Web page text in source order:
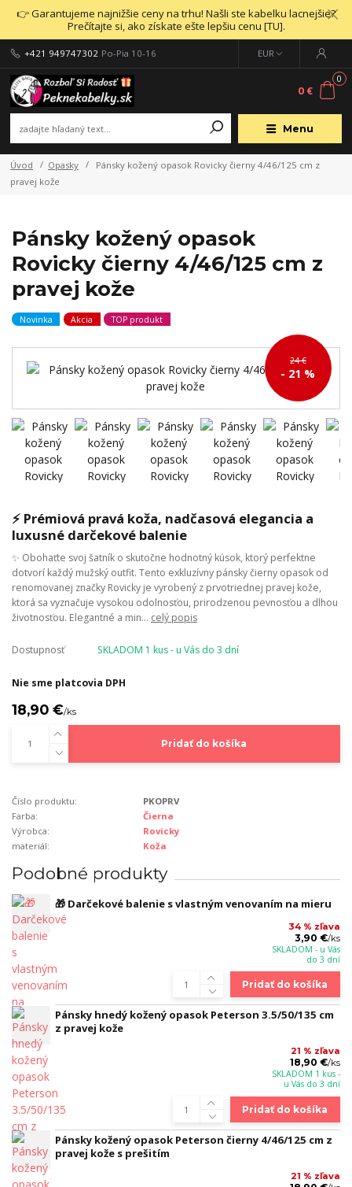
👉 Garantujeme najnižšie ceny na trhu! Našli ste kabelku lacnejšie?
Prečítajte si, ako získate ešte lepšiu cenu [TU].
Menu
EUR
+421 949747302 Po-Pia 10-16
0
0 €
Úvod Opasky
Pánsky kožený opasok Rovicky čierny 4/46/125 cm z
pravej kože
Pánsky kožený opasok
Rovicky čierny 4/46/125 cm z
pravej kože
Novinka Akcia TOP produkt
24 €
- 21 %
⚡ Prémiová pravá koža, nadčasová elegancia a
luxusné darčekové balenie
✨ Obohaťte svoj šatník o skutočne hodnotný kúsok, ktorý perfektne
dotvorí každý mužský outfit. Tento exkluzívny pánsky čierny opasok od
renomovanej značky Rovicky je vyrobený z prvotriednej pravej kože,
ktorá sa vyznačuje vysokou odolnosťou, prirodzenou pevnosťou a dlhou
životnosťou. Elegantné a min... celý popis
Dostupnosť SKLADOM 1 kus - u Vás do 3 dní
Nie sme platcovia DPH
18,90 €/ks
Pridať do košíka
Číslo produktu:
PKOPRV
Farba:
Čierna
Výrobca:
Rovicky
materiál:
Koža
Podobné produkty
🎁 Darčekové balenie s vlastným venovaním na mieru
34 % zľava
3,90 €/ks
SKLADOM - u Vás
do 3 dní
Pridať do košíka
Pánsky hnedý kožený opasok Peterson 3.5/50/135 cm
z pravej kože
21 % zľava
18,90 €/ks
SKLADOM 1 kus -
u Vás do 3 dní
Pridať do košíka
Pánsky kožený opasok Peterson čierny 4/46/125 cm z
pravej kože s prešitím
21 % zľava